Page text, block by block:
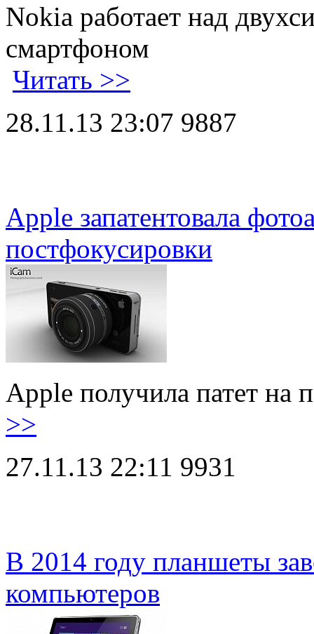
Nokia работает над
смартфоном
Читать >>
28.11.13 23:07 9887
Apple запатентовала
постфокусировки
Apple получила патет
>>
27.11.13 22:11 9931
В 2014 году планшеты
компьютеров